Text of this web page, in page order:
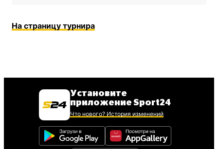
На страницу турнира
Установите
приложение Sport24
Что нового? История изменений